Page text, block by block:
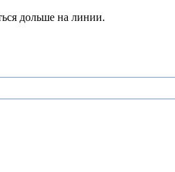
дольше на линии.